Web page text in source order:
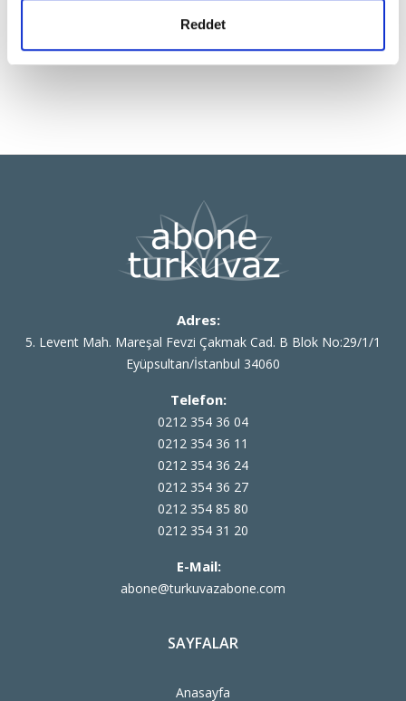
Reddet
Adres:
5. Levent Mah. Mareşal Fevzi Çakmak Cad. B Blok No:29/1/1
Eyüpsultan/İstanbul 34060
Telefon:
0212 354 36 04
0212 354 36 11
0212 354 36 24
0212 354 36 27
0212 354 85 80
0212 354 31 20
E-Mail:
abone@turkuvazabone.com
SAYFALAR
Anasayfa